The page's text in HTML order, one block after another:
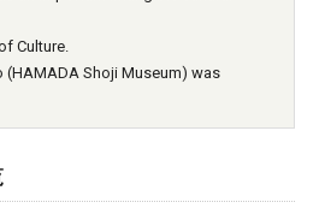
Culture.
Shoji Museum) was